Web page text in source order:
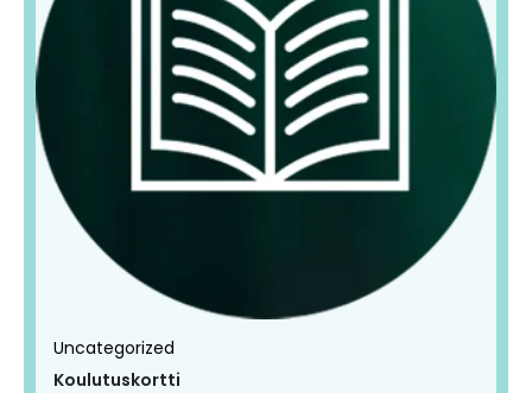
Uncategorized
Koulutuskortti